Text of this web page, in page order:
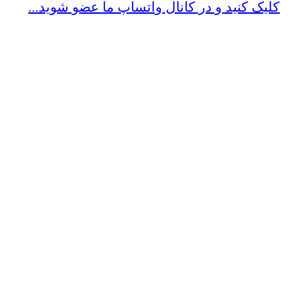
کلیک کنید و در کانال واتساپ ما عضو شوید...